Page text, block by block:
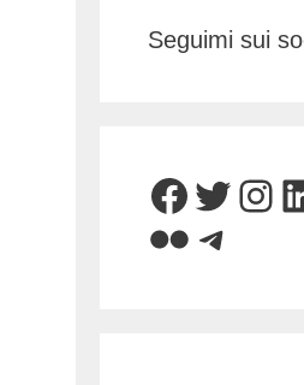
Seguimi sui
Flickr